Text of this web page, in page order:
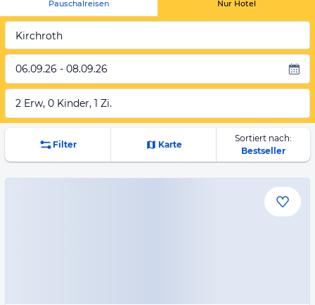
Pauschalreisen Nur Hotel
Kirchroth
06.09.26 - 08.09.26
2 Erw, 0 Kinder, 1 Zi.
Filter Karte
Sortiert nach:
Bestseller